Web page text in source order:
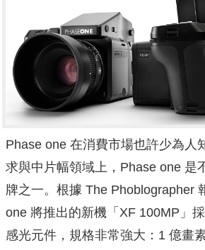
Phase one 在消費市場也許少為人
求與中片幅領域上，Phase one 是
牌之一。根據 The Phoblographer
one 將推出的新機「XF 100MP」
感光元件，規格非常強大：1 億畫